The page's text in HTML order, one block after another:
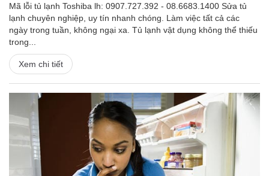
Mã lỗi tủ lạnh Toshiba lh: 0907.727.392 - 08.6683.1400 Sửa tủ
lạnh chuyên nghiệp, uy tín nhanh chóng. Làm việc tất cả các
ngày trong tuần, không ngại xa. Tủ lạnh vật dụng không thể thiếu
trong...
Xem chi tiết